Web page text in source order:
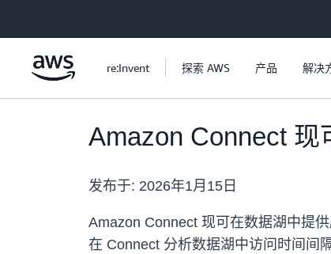
re:Invent 探索 AWS 产品 解决
Amazon Connect
发布于: 2026年1月15日
Amazon Connect 现可在数据湖中提
在 Connect 分析数据湖中访问时间间